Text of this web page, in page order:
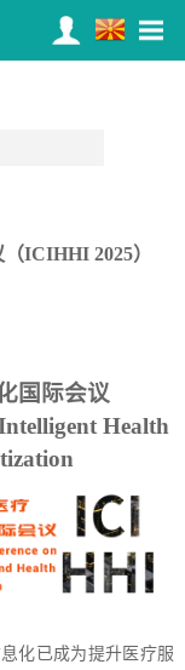
2026）
ICIHHI 2025）
国际会议
Health
化已成为提升医疗服